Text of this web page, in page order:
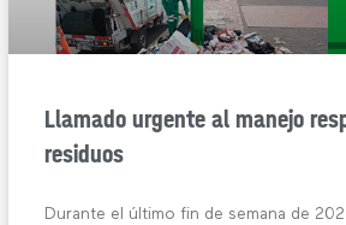
Llamado urgente al manejo
residuos
Durante el último fin de semana de